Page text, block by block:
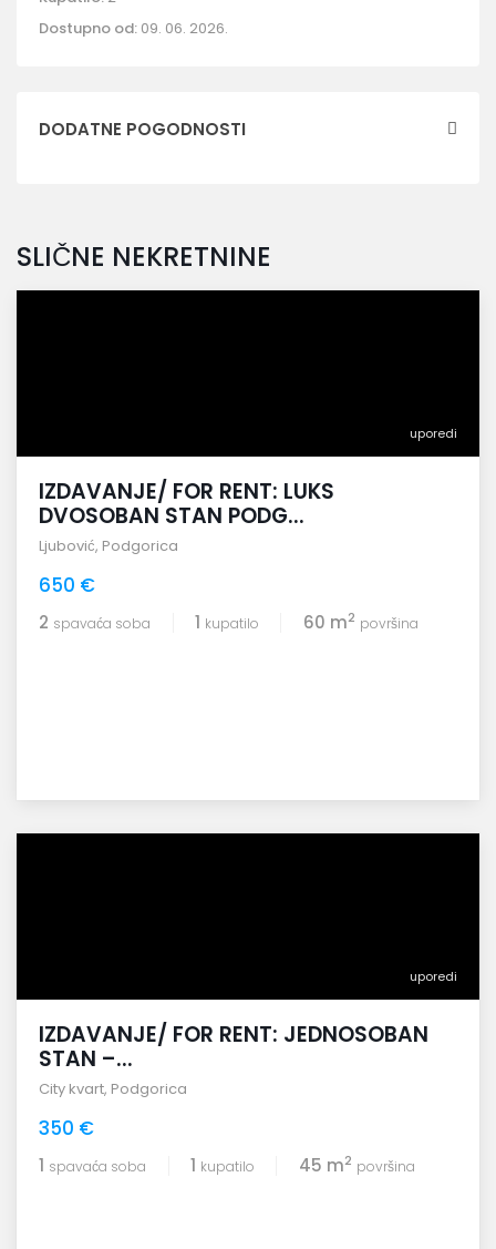
Dostupno od: 09. 06. 2026.
DODATNE POGODNOSTI
SLIČNE NEKRETNINE
uporedi
IZDAVANJE/ FOR RENT: LUKS
DVOSOBAN STAN PODG...
Ljubović, Podgorica
650 €
2 spavaća soba 1 kupatilo 60 m2 površina
uporedi
IZDAVANJE/ FOR RENT: JEDNOSOBAN
STAN –...
City kvart, Podgorica
350 €
1 spavaća soba 1 kupatilo 45 m2 površina